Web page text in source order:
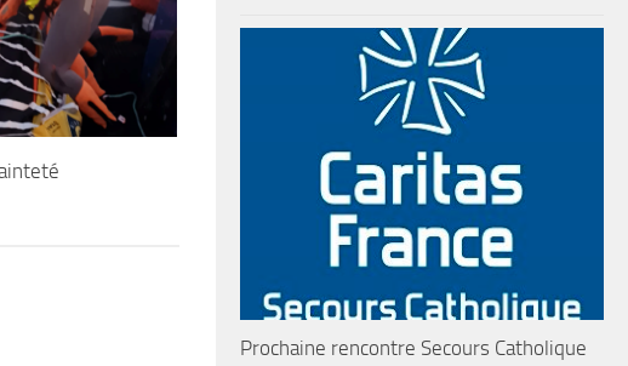
Prochaine rencontre Secours Catholique